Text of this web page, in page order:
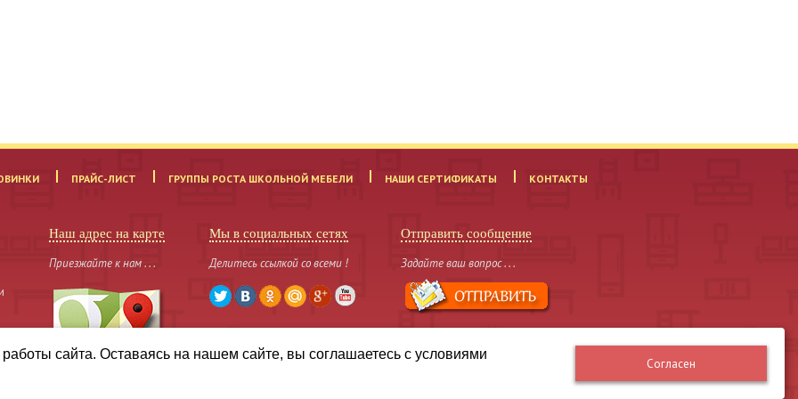
ПРАЙС-ЛИСТ ГРУППЫ РОСТА ШКОЛЬНОЙ МЕБЕЛИ НАШИ СЕРТИФИКАТЫ КОНТАКТЫ
Наш адрес на карте
Приезжайте к нам . . .
Мы в социальных сетях
Делитесь ссылкой со всеми !
Отправить сообщение
Задайте ваш вопрос . . .
сайта. Оставаясь на нашем сайте, вы соглашаетесь с условиями
Согласен